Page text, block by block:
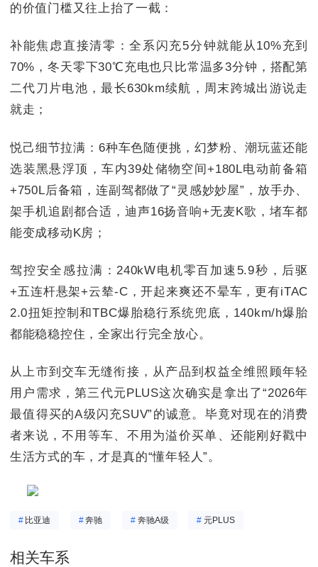
的价值门槛又往上抬了一截：
补能焦虑直接清零：全系闪充5分钟就能从10%充到
70%，冬天零下30℃充电也只比常温多3分钟，搭配第
二代刀片电池，最长630km续航，周末跨城出游说走
就走；
悦己细节拉满：6种车色随便挑，幻梦粉、潮玩蓝还能
选装黑悬浮顶，车内39处储物空间+180L电动前备箱
+750L后备箱，连副驾都做了“灵感妙妙屋”，放手办、
架手机追剧都合适，迪声16扬音响+无麦K歌，堵车都
能变成移动K房；
驾控安全感拉满：240kW电机零百加速5.9秒，后驱
+五连杆悬架+云辇-C，开起来爽还不晕车，更有iTAC
2.0扭矩控制和TBC爆胎稳行系统兜底，140km/h爆胎
都能稳稳控住，全家出行完全放心。
从上市到交车无缝衔接，从产品到权益全维照顾年轻
用户需求，第三代元PLUS这次确实是拿出了“2026年
最值得买的A级闪充SUV”的诚意。毕竟对现在的消费
者来说，不用等车、不用为溢价买单、还能刚好戳中
生活方式的车，才是真的“懂年轻人”。
# 比亚迪 #奔驰 # 奔驰A级 # 元PLUS
相关车系